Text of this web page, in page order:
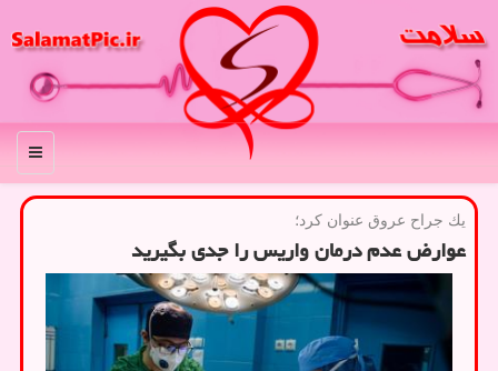
منو
یك جراح عروق عنوان كرد؛
عوارض عدم درمان واریس را جدی بگیرید